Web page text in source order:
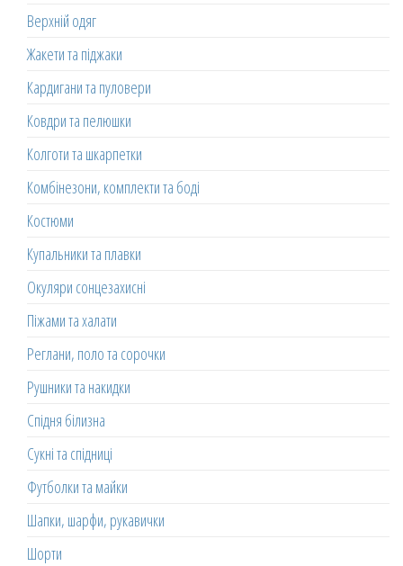
Верхній одяг
Жакети та піджаки
Кардигани та пуловери
Ковдри та пелюшки
Колготи та шкарпетки
Комбінезони, комплекти та боді
Костюми
Купальники та плавки
Окуляри сонцезахисні
Піжами та халати
Реглани, поло та сорочки
Рушники та накидки
Спідня білизна
Сукні та спідниці
Футболки та майки
Шапки, шарфи, рукавички
Шорти